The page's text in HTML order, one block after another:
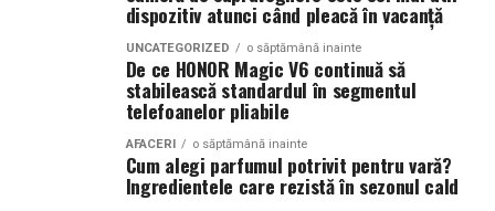
investițiile realizate în mediul online produc efecte care
se acumulează și generează valoare constantă.
Companiile care tratează mediul digital ca pe un activ
strategic observă frecvent creșteri ale veniturilor și o
poziționare mai bună în piață. Aceste avantaje oferă
stabilitate și creează premisele unei dezvoltări
Smochina coaptă, laptele de cocos și lemnul de santal
construiesc o compoziție inspirată de zilele petrecute la
soare și de energia destinațiilor tropicale. Este un
parfum care îmbină prospețimea fructelor cu confortul
notelor cremoase și lemnoase, fiind ideal pentru serile
dispozitiv atunci când pleacă în vacanță
UNCATEGORIZED o săptămână inainte
De ce HONOR Magic V6 continuă să
stabilească standardul în segmentul
telefoanelor pliabile
AFACERI o săptămână inainte
Cum alegi parfumul potrivit pentru vară?
Ingredientele care rezistă în sezonul cald